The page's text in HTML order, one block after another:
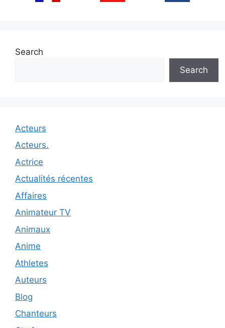
Search
Search
Acteurs
Acteurs.
Actrice
Actualités récentes
Affaires
Animateur TV
Animaux
Anime
Athletes
Auteurs
Blog
Chanteurs